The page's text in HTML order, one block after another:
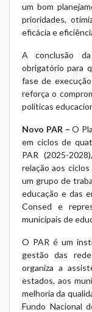
um bom
prioridades,
eficácia e
A conclusão
obrigatório para
fase de
reforça o
políticas
Novo PAR – O
em ciclos de
PAR (2025-
relação aos
um grupo de
educação e das
Consed e
municipais de
O PAR é um
gestão das
organiza a
estados, aos
melhoria da
Fundo Nacional